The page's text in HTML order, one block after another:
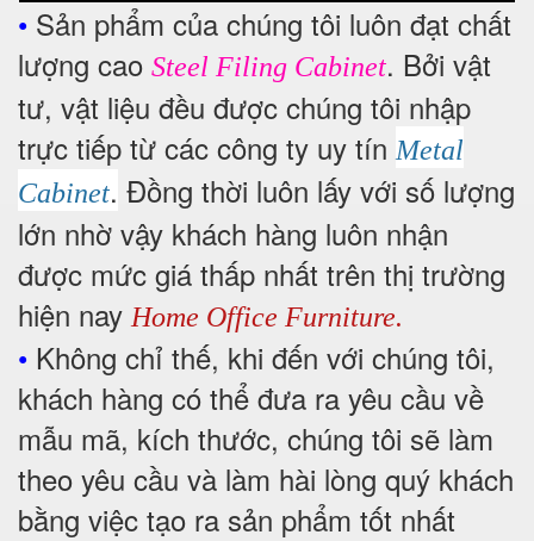
• Sản phẩm của chúng tôi luôn đạt chất
lượng cao Steel Filing Cabinet. Bởi vật
tư, vật liệu đều được chúng tôi nhập
trực tiếp từ các công ty uy tín Metal
Cabinet. Đồng thời luôn lấy với số lượng
lớn nhờ vậy khách hàng luôn nhận
được mức giá thấp nhất trên thị trường
hiện nay Home Office Furniture.
• Không chỉ thế, khi đến với chúng tôi,
khách hàng có thể đưa ra yêu cầu về
mẫu mã, kích thước, chúng tôi sẽ làm
theo yêu cầu và làm hài lòng quý khách
bằng việc tạo ra sản phẩm tốt nhất